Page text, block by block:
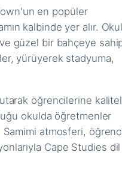
en popüler
kalbinde yer alır.
güzel bir bahçeye
yürüyerek stadyuma,
öğrencilerine
okulda öğretmenler
atmosferi,
Cape Studies dil